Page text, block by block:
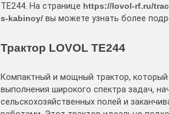
TE244. На странице https://lovol-rf.ru/
s-kabinoy/ вы можете узнать более
Трактор LOVOL TE244
Компактный и мощный трактор, который
выполнения широкого спектра задач,
сельскохозяйственных полей и